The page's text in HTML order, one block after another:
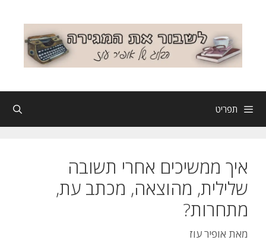
תפריט
איך ממשיכים אחרי תשובה
שלילית, מהוצאה, מכתב עת,
מתחרות?
מאת אופיר עוז